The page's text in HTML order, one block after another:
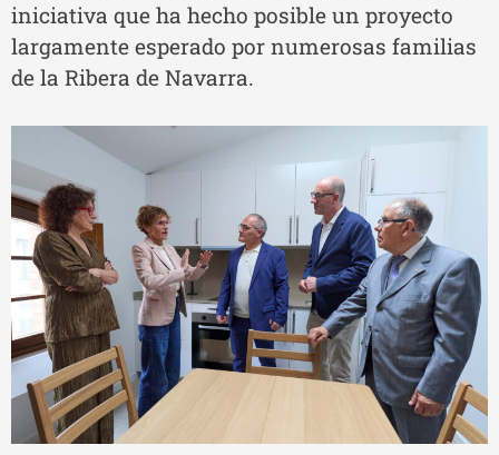
iniciativa que ha hecho posible un proyecto
largamente esperado por numerosas familias
de la Ribera de Navarra.